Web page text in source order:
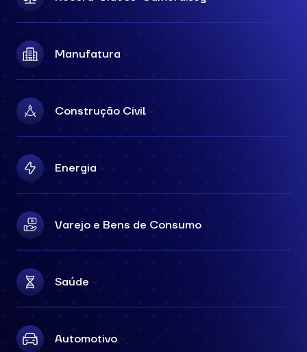
Manufatura
Construção Civil
Energia
Varejo e Bens de Consumo
Saúde
Automotivo